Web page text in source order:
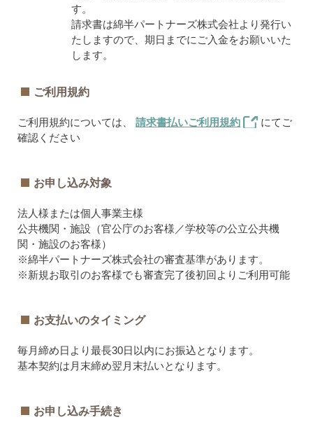
す。
請求書は綿半パートナーズ株式会社より発行い
たしますので、期日までにご入金をお願いいた
します。
ご利用規約
ご利用規約については、請求書払いご利用規約
にてご
確認ください
お申し込み対象
法人様または個人事業主様
公共機関・施設（官公庁のお客様／学校等の公立公共機
関・施設のお客様）
※綿半パートナーズ株式会社の審査基準があります。
※新規お取引のお客様でも審査完了後初回よりご利用可能
お支払いのタイミング
毎月締め日より最長30日以内にお振込となります。
基本契約は月末締め翌月末払いとなります。
お申し込み手続き